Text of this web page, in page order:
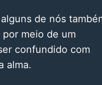
de nós
por meio de um
confundido com
alma.